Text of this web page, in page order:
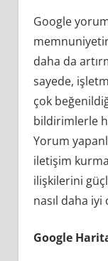
Google
daha da
sayede,
çok
bildirimlerle
Yorum
iletişim
ilişkilerini
nasıl daha
Google